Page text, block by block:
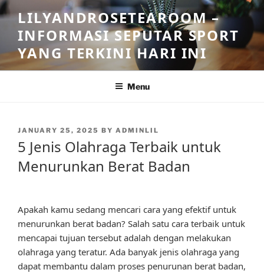
Skip
to
content
LILYANDROSETEAROOM –
INFORMASI SEPUTAR SPORT
YANG TERKINI HARI INI
Menu
POSTED
JANUARY 25, 2025 BY ADMINLIL
5 Jenis Olahraga Terbaik untuk
Menurunkan Berat Badan
Apakah kamu sedang mencari cara yang efektif untuk
menurunkan berat badan? Salah satu cara terbaik untuk
mencapai tujuan tersebut adalah dengan melakukan
olahraga yang teratur. Ada banyak jenis olahraga yang
dapat membantu dalam proses penurunan berat badan,